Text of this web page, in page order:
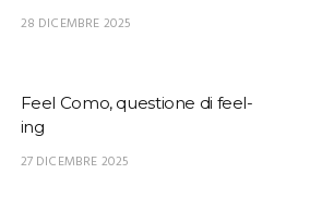
28 DICEMBRE 2025
Feel Como, questione di feel-
ing
27 DICEMBRE 2025